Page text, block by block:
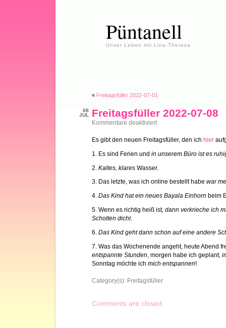
Püntanell
Unser Leben mit Lina-Theresa
« Freitagsfüller 2022-07-01
08
JUL
Freitagsfüller 2022-07-08
Kommentare deaktiviertfür
07-
Es gibt den neuen Freitagsfüller, den ich hier
1. Es sind Ferien und in unserem Büro ist es
2. Kaltes, klares Wasser.
3. Das letzte, was ich online bestellt habe war
4. Das Kind hat ein neues Bayala Einhorn beim
5. Wenn es richtig heiß ist, dann verkrieche ich
Schotten dicht.
6. Das Kind geht dann schon auf eine andere
7. Was das Wochenende angeht, heute Abend
entspannte Stunden , morgen habe ich geplant,
Sonntag möchte ich mich entspannen!
Category(s): Freitagsfüller
Comments are closed.